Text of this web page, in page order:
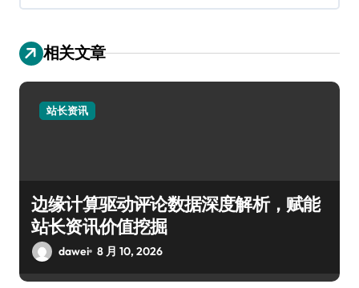
相关文章
站长资讯
边缘计算驱动评论数据深度解析，赋能
站长资讯价值挖掘
dawei 8 月 10, 2026